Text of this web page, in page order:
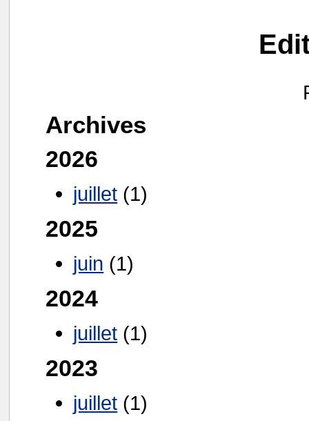
Archives
2026
juillet (1)
2025
juin (1)
2024
juillet (1)
2023
juillet (1)